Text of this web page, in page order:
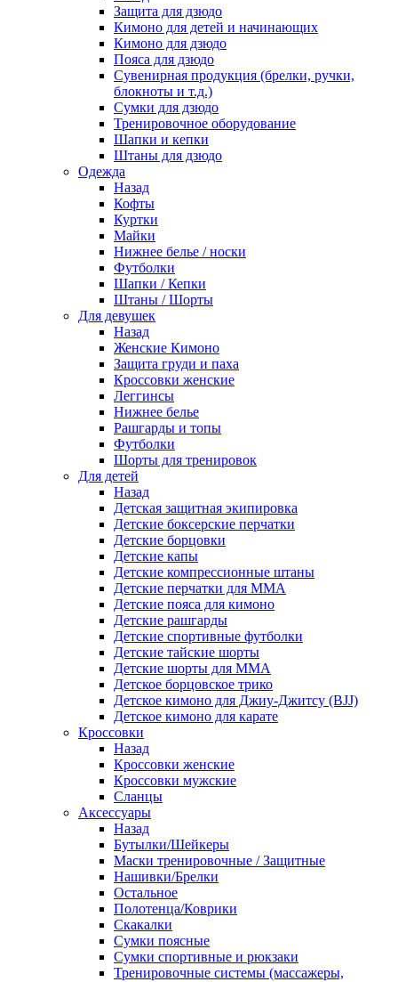
Защита для дзюдо
Кимоно для детей и начинающих
Кимоно для дзюдо
Пояса для дзюдо
Сувенирная продукция (брелки, ручки,
блокноты и т.д.)
Сумки для дзюдо
Тренировочное оборудование
Шапки и кепки
Штаны для дзюдо
Одежда
Назад
Кофты
Куртки
Майки
Нижнее белье / носки
Футболки
Шапки / Кепки
Штаны / Шорты
Для девушек
Назад
Женские Кимоно
Защита груди и паха
Кроссовки женские
Леггинсы
Нижнее белье
Рашгарды и топы
Футболки
Шорты для тренировок
Для детей
Назад
Детская защитная экипировка
Детские боксерские перчатки
Детские борцовки
Детские капы
Детские компрессионные штаны
Детские перчатки для ММА
Детские пояса для кимоно
Детские рашгарды
Детские спортивные футболки
Детские тайские шорты
Детские шорты для ММА
Детское борцовское трико
Детское кимоно для Джиу-Джитсу (BJJ)
Детское кимоно для карате
Кроссовки
Назад
Кроссовки женские
Кроссовки мужские
Сланцы
Аксессуары
Назад
Бутылки/Шейкеры
Маски тренировочные / Защитные
Нашивки/Брелки
Остальное
Полотенца/Коврики
Скакалки
Сумки поясные
Сумки спортивные и рюкзаки
Тренировочные системы (массажеры,